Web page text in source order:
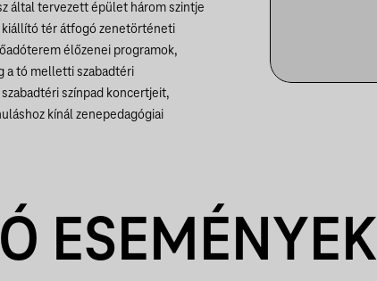
által tervezett épület három szintje
kiállító tér átfogó zenetörténeti
élőzenei programok,
a tó melletti szabadtéri
színpad koncertjeit,
kínál zenepedagógiai
ESEMÉNYEK